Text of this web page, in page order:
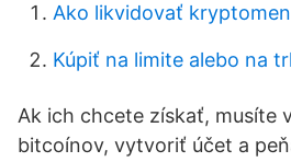
Ako likvidovať
Kúpiť na limite alebo na
Ak ich chcete získať, musíte
bitcoínov, vytvoriť účet a